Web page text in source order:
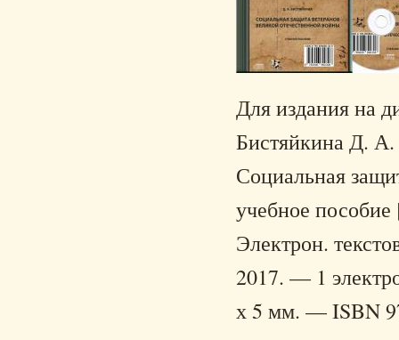
Для издания на
Бистяйкина Д. А.
Социальная
учебное
Электрон.
2017. — 1
х 5 мм. — ISBN